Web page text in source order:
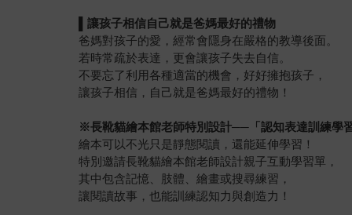
▌讓孩子相信自己就是爸媽最好的禮物
爸媽對孩子的愛，經常會隱身在嚴格的教導後面。
若時常疏於表達，更會讓孩子失去自信。
不要忘了利用各種適當的機會，好好擁抱孩子，
讓孩子相信，自己就是爸媽最好的禮物！
※長靴貓繪本館老師特別設計──「認知表達訓練學
繪本可以不光只是靜態閱讀，還能延伸學習！
特別邀請長靴貓繪本館老師設計親子互動學習單，
其中包含記憶、肢體、繪畫或搜尋練習，
讓閱讀故事，也能訓練認知力與創造力！